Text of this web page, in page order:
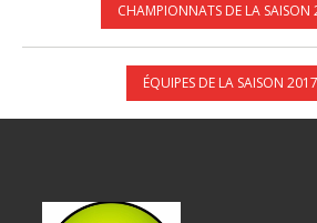
CHAMPIONNATS DE LA
ÉQUIPES DE LA SAISON